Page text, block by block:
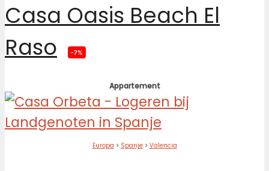
Casa Oasis Beach El
Raso
-7%
Appartement
Europa > Spanje> Valencia